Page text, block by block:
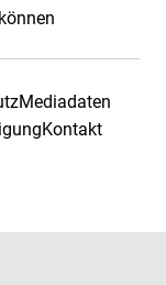
Mediadaten
Kontakt